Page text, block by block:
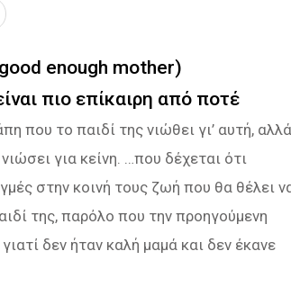
enough mother)
πιο επίκαιρη από ποτέ
που το παιδί της νιώθει γι’ αυτή,
για κείνη. …που δέχεται ότι
στην κοινή τους ζωή που θα θέλει
της, παρόλο που την προηγούμενη
δεν ήταν καλή μαμά και δεν έκανε